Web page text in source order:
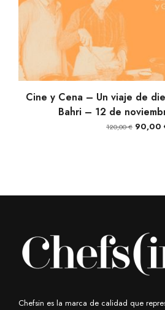
AÑADIR AL
Cine y Cena – Un viaje de
Bahri – 12 de
120,00€ El
90,00
Chefsin es la marca de calidad que